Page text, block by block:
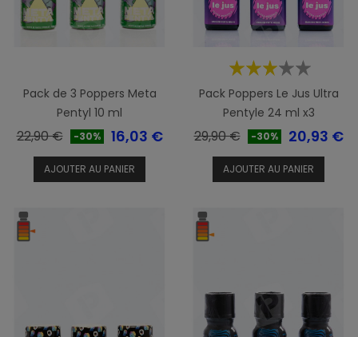
Pack de 3 Poppers Meta
Pentyl 10 ml
Prix
base
22,90 € -30% Prix
16,03 €
AJOUTER AU PANIER
Pack Poppers Le Jus Ultra
Pentyle 24 ml x3
Prix
base
29,90 € -30% Prix
20,93 €
AJOUTER AU PANIER